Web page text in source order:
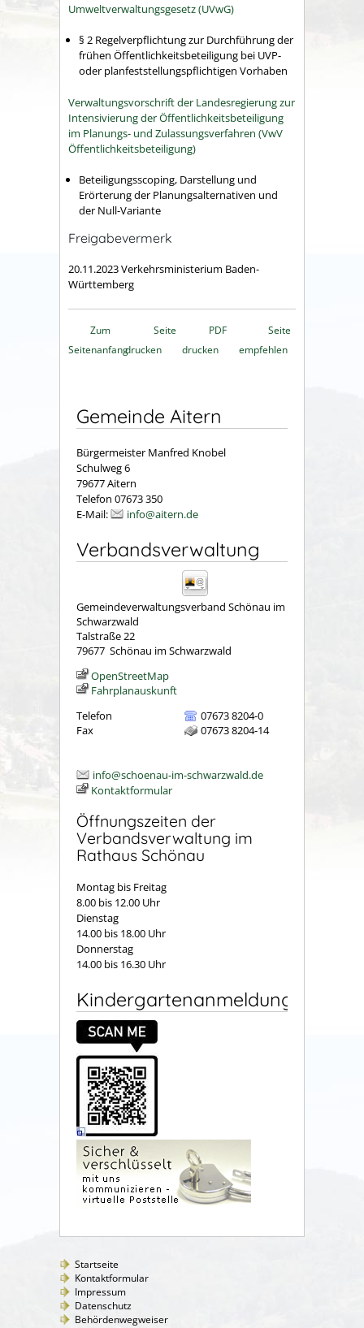
Umweltverwaltungsgesetz (UVwG)
§ 2 Regelverpflichtung zur Durchführung der
frühen Öffentlichkeitsbeteiligung bei UVP-
oder planfeststellungspflichtigen Vorhaben
Verwaltungsvorschrift der Landesregierung zur
Intensivierung der Öffentlichkeitsbeteiligung
im Planungs- und Zulassungsverfahren (VwV
Öffentlichkeitsbeteiligung)
Beteiligungsscoping, Darstellung und
Erörterung der Planungsalternativen und
der Null-Variante
Freigabevermerk
20.11.2023 Verkehrsministerium Baden-
Württemberg
Zum
Seitenanfang
Seite
drucken
PDF
drucken
Seite
empfehlen
Gemeinde Aitern
Bürgermeister Manfred Knobel
Schulweg 6
79677 Aitern
Telefon 07673 350
E-Mail:
info@aitern.de
Verbandsverwaltung
Gemeindeverwaltungsverband Schönau im
Schwarzwald
Talstraße 22
79677 Schönau im Schwarzwald
OpenStreetMap
Fahrplanauskunft
Telefon
07673 8204-0
Fax
07673 8204-14
info@schoenau-im-schwarzwald.de
Kontaktformular
Öffnungszeiten der
Verbandsverwaltung im
Rathaus Schönau
Montag bis Freitag
8.00 bis 12.00 Uhr
Dienstag
14.00 bis 18.00 Uhr
Donnerstag
14.00 bis 16.30 Uhr
Kindergartenanmeldung
Startseite
Kontaktformular
Impressum
Datenschutz
Behördenwegweiser